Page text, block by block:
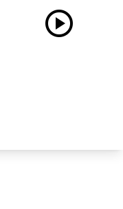
play_circle